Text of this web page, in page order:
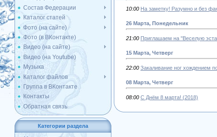
Состав Федерации
Каталог статей
Фото (на сайте)
Фото (в ВКонтакте)
Видео (на сайте)
Видео (на Youtube)
Музыка
Каталог файлов
Группа в ВКонтакте
Контакты
Обратная связь
Категории раздела
10:00 На заметку! Разумно и без
26 Марта, Понедельник
21:00 Приглашаем на ''Веселую
15 Марта, Четверг
22:00 Закаливание ног хождением
08 Марта, Четверг
08:00 С Днём 8 марта! (2018)